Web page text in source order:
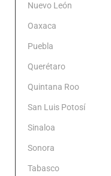
Nuevo León
Oaxaca
Puebla
Querétaro
Quintana Roo
San Luis Potosí
Sinaloa
Sonora
Tabasco